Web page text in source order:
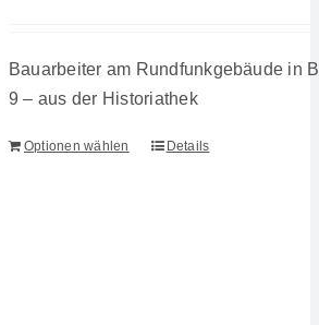
Bauarbeiter am Rundfunkgebäude in
9 – aus der Historiathek
Optionen wählen Details